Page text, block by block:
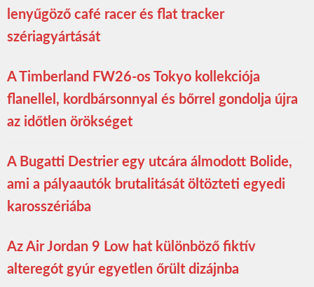
lenyűgöző café racer és flat tracker
szériagyártását
A Timberland FW26-os Tokyo kollekciója
flanellel, kordbársonnyal és bőrrel gondolja újra
az időtlen örökséget
A Bugatti Destrier egy utcára álmodott Bolide,
ami a pályaautók brutalitását öltözteti egyedi
karosszériába
Az Air Jordan 9 Low hat különböző fiktív
alteregót gyúr egyetlen őrült dizájnba